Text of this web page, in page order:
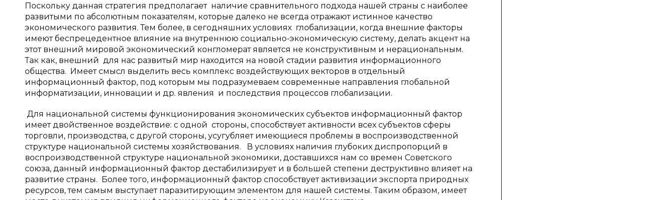
Поскольку данная стратегия предполагает наличие сравнительного подхода нашей страны с наиболее
развитыми по абсолютным показателям, которые далеко не всегда отражают истинное качество
экономического развития. Тем более, в сегодняшних условиях глобализации, когда внешние факторы
имеют беспрецедентное влияние на внутреннюю социально-экономическую систему, делать акцент на
этот внешний мировой экономический конгломерат является не конструктивным и нерациональным.
Так как, внешний для нас развитый мир находится на новой стадии развития информационного
общества. Имеет смысл выделить весь комплекс воздействующих векторов в отдельный
информационный фактор, под которым мы подразумеваем современные направления глобальной
информатизации, инновации и др. явления и последствия процессов глобализации.
Для национальной системы функционирования экономических субъектов информационный фактор
имеет двойственное воздействие: с одной стороны, способствует активности всех субъектов сферы
торговли, производства, с другой стороны, усугубляет имеющиеся проблемы в воспроизводственной
структуре национальной системы хозяйствования. В условиях наличия глубоких диспропорций в
воспроизводственной структуре национальной экономики, доставшихся нам со времен Советского
союза, данный информационный фактор дестабилизирует и в большей степени деструктивно влияет на
развитие страны. Более того, информационный фактор способствует активизации экспорта природных
ресурсов, тем самым выступает паразитирующим элементом для нашей системы. Таким образом, имеет